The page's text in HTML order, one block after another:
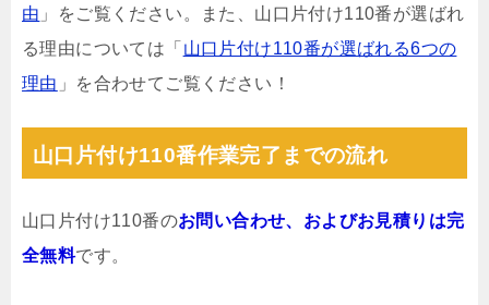
由 」をご覧ください。また、山口片付け110番が選ばれ
る理由については「 山口片付け110番が選ばれる6つの
理由 」を合わせてご覧ください！
山口片付け110番作業完了までの流れ
山口片付け110番のお問い合わせ、およびお見積りは完
全無料です。